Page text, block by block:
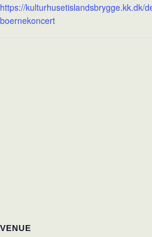
https://kulturhusetislandsbrygge.kk.dk/
boernekoncert
VENUE